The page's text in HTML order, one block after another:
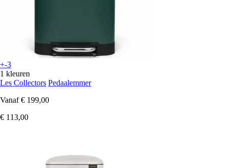
+-3
1 kleuren
Les Collectors Pedaalemmer
Vanaf € 199,00
€ 113,00